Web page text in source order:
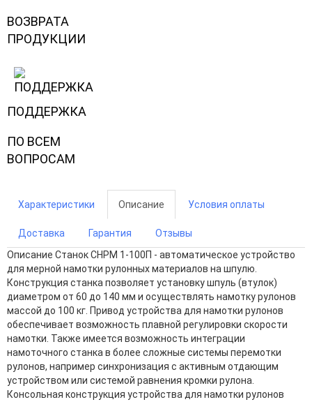
ВОЗВРАТА
ПРОДУКЦИИ
ПОДДЕРЖКА
ПО ВСЕМ
ВОПРОСАМ
Характеристики Описание Условия оплаты
Доставка Гарантия
Отзывы
Описание Станок СНРМ 1-100П - автоматическое устройство
для мерной намотки рулонных материалов на шпулю.
Конструкция станка позволяет установку шпуль (втулок)
диаметром от 60 до 140 мм и осуществлять намотку рулонов
массой до 100 кг. Привод устройства для намотки рулонов
обеспечивает возможность плавной регулировки скорости
намотки. Также имеется возможность интеграции
намоточного станка в более сложные системы перемотки
рулонов, например синхронизация с активным отдающим
устройством или системой равнения кромки рулона.
Консольная конструкция устройства для намотки рулонов